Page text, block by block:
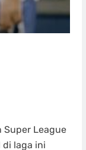
Super League
di laga ini